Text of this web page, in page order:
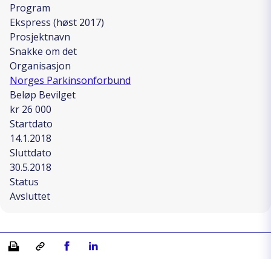
Program
Ekspress (høst 2017)
Prosjektnavn
Snakke om det
Organisasjon
Norges Parkinsonforbund
Beløp Bevilget
kr 26 000
Startdato
14.1.2018
Sluttdato
30.5.2018
Status
Avsluttet
Skriv ut Kopiera länkDel på Facebook
Del på Linkedin